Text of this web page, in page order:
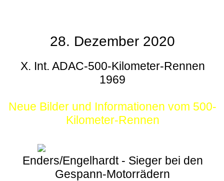
28. Dezember 2020
X. Int. ADAC-500-Kilometer-Rennen
1969
Neue Bilder und Informationen vom 500-
Kilometer-Rennen
Enders/Engelhardt - Sieger bei den
Gespann-Motorrädern